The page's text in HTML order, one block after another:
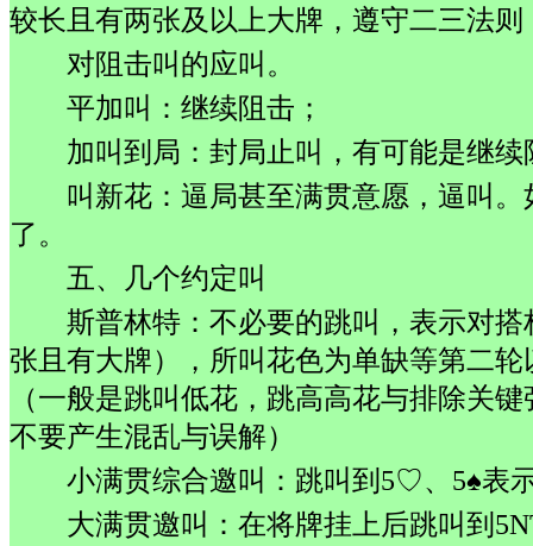
较长且有两张及以上大牌，遵守二三法
对阻击叫的应叫。
平加叫：继续阻击；
加叫到局：封局止叫，有可能是继续
叫新花：逼局甚至满贯意愿，逼叫
了。
五、几个约定叫
斯普林特：不必要的跳叫，表示对
张且有大牌），所叫花色为单缺等第二
（一般是跳叫低花，跳高高花与排除关
不要产生混乱与误解）
小满贯综合邀叫：跳叫到5♡、5♠表
大满贯邀叫：在将牌挂上后跳叫到